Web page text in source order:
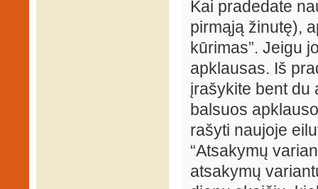
Kai pradedate
pirmąją žinutę),
kūrimas”. Jeigu
apklausas. Iš
įrašykite bent du
balsuos
rašyti naujoje
“Atsakymų
atsakymų